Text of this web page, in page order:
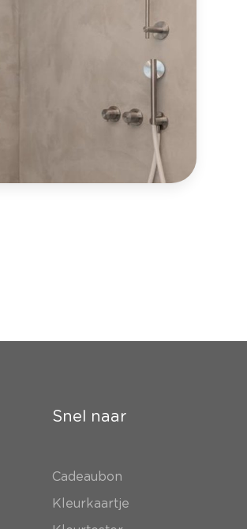
Snel naar
Cadeaubon
Kleurkaartje